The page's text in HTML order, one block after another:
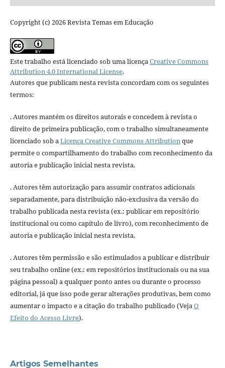
Copyright (c) 2026 Revista Temas em Educação
Este trabalho está licenciado sob uma licençaCreative Commons
Attribution 4.0 International License.
Autores que publicam nesta revista concordam com os seguintes
termos:
. Autores mantém os direitos autorais e concedem à revista o
direito de primeira publicação, com o trabalho simultaneamente
licenciado sob aLicença Creative Commons Attributionque
permite o compartilhamento do trabalho com reconhecimento da
autoria e publicação inicial nesta revista.
. Autores têm autorização para assumir contratos adicionais
separadamente, para distribuição não-exclusiva da versão do
trabalho publicada nesta revista (ex.: publicar em repositório
institucional ou como capítulo de livro), com reconhecimento de
autoria e publicação inicial nesta revista.
. Autores têm permissão e são estimulados a publicar e distribuir
seu trabalho online (ex.: em repositórios institucionais ou na sua
página pessoal) a qualquer ponto antes ou durante o processo
editorial, já que isso pode gerar alterações produtivas, bem como
aumentar o impacto e a citação do trabalho publicado (VejaO
Efeito do Acesso Livre).
Artigos Semelhantes